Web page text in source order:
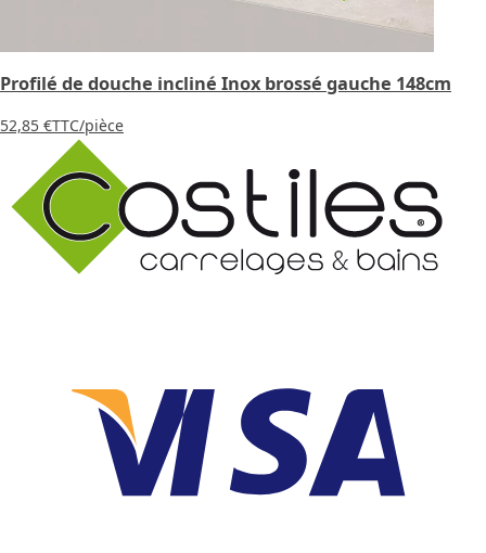
Profilé de douche incliné Inox brossé gauche 148cm
52,85 €TTC/pièce